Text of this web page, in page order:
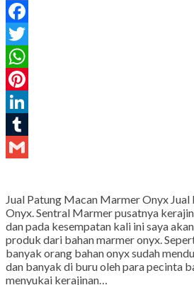
Facebook
Twitter
WhatsApp
Pinterest
LinkedIn
Tumblr
Jual Patung Macan Marmer Onyx
Onyx. Sentral Marmer pusatnya
dan pada kesempatan kali ini saya
produk dari bahan marmer onyx.
banyak orang bahan onyx sudah
dan banyak di buru oleh para pecinta
menyukai kerajinan…